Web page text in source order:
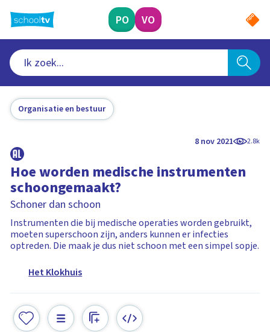
naar
hoofdinhoud
PO VO
Organisatie en bestuur
8 nov 2021 2.8k
Hoe worden medische instrumenten
schoongemaakt?
Schoner dan schoon
Instrumenten die bij medische operaties worden gebruikt,
moeten superschoon zijn, anders kunnen er infecties
optreden. Die maak je dus niet schoon met een simpel sopje.
Het Klokhuis